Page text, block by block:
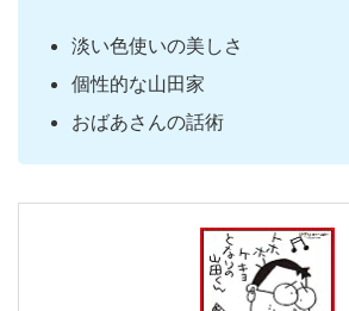
淡い色使いの美しさ
個性的な山田家
おばあさんの話術